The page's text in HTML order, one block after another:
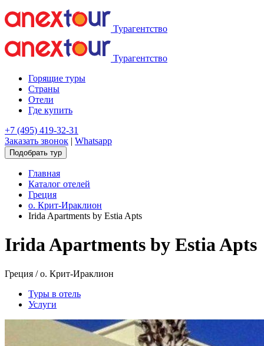
Турагентство
Турагентство
Горящие туры
Страны
Отели
Где купить
+7 (495) 419-32-31
Заказать звонок | Whatsapp
Подобрать тур
Главная
Каталог отелей
Греция
о. Крит-Ираклион
Irida Apartments by Estia Apts
Irida Apartments by Estia Apts
Греция / о. Крит-Ираклион
Туры в отель
Услуги